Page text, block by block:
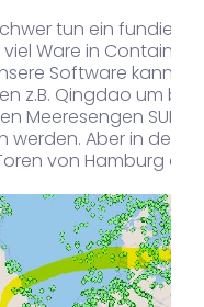
tun ein
Ware in
Software kann
z.B. Qingdao um bei
Meeresengen SUEZ
Aber in den
von Hamburg